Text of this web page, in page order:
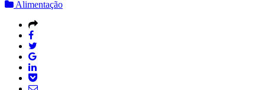
Alimentação